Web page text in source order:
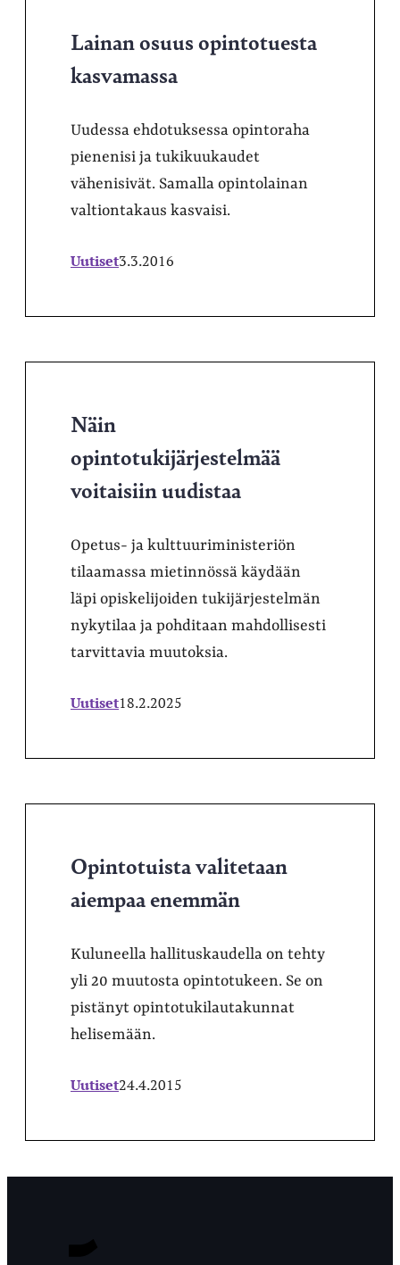
Lainan osuus opintotuesta
kasvamassa
Uudessa ehdotuksessa opintoraha
pienenisi ja tukikuukaudet
vähenisivät. Samalla opintolainan
valtiontakaus kasvaisi.
Uutiset3.3.2016
Näin
opintotukijärjestelmää
voitaisiin uudistaa
Opetus- ja kulttuuriministeriön
tilaamassa mietinnössä käydään
läpi opiskelijoiden tukijärjestelmän
nykytilaa ja pohditaan mahdollisesti
tarvittavia muutoksia.
Uutiset18.2.2025
Opintotuista valitetaan
aiempaa enemmän
Kuluneella hallituskaudella on tehty
yli 20 muutosta opintotukeen. Se on
pistänyt opintotukilautakunnat
helisemään.
Uutiset24.4.2015